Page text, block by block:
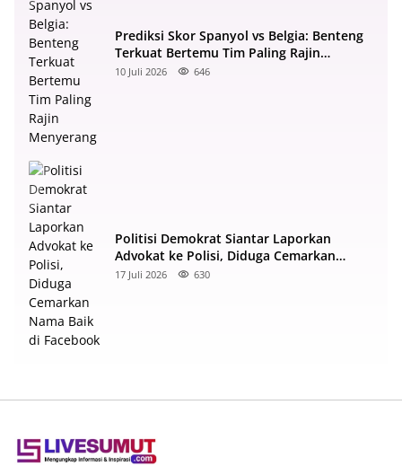
Prediksi Skor Spanyol vs Belgia: Benteng
Terkuat Bertemu Tim Paling Rajin
Menyerang
10 Juli 2026 646
Politisi Demokrat Siantar Laporkan
Advokat ke Polisi, Diduga Cemarkan
Nama Baik di Facebook
17 Juli 2026 630